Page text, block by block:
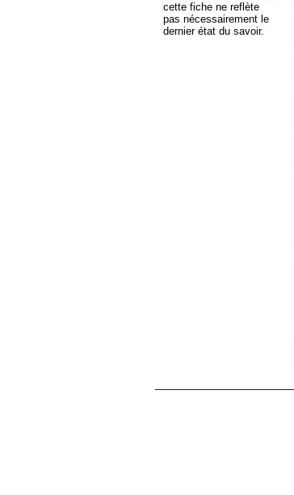
cette fiche ne reflète
pas nécessairement le
dernier état du savoir.